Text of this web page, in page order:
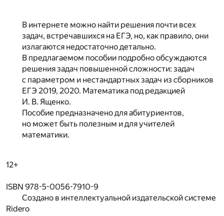
В интернете можно найти решения почти всех
задач, встречавшихся на ЕГЭ, но, как правило, они
излагаются недостаточно детально.
В предлагаемом пособии подробно обсуждаются
решения задач повышенной сложности: задач
с параметром и нестандартных задач из сборников
ЕГЭ 2019, 2020. Математика под редакцией
И. В. Ященко.
Пособие предназначено для абитуриентов,
но может быть полезным и для учителей
математики.
12+
ISBN 978-5-0056-7910-9
Создано в интеллектуальной издательской системе
Ridero